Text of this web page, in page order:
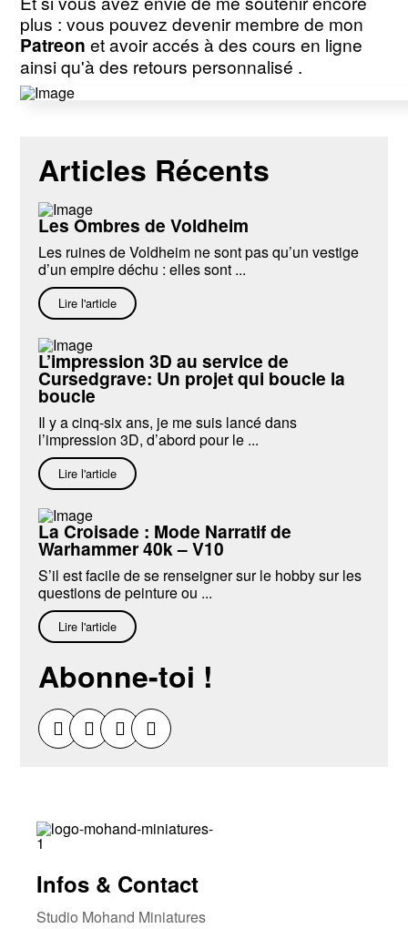
plus : vous pouvez devenir membre de mon
Patreon et avoir accés à des cours en ligne
ainsi qu'à des retours personnalisé .
Articles Récents
Les Ombres de Voldheim
Les ruines de Voldheim ne sont pas qu’un vestige
d’un empire déchu : elles sont ...
Lire l'article
L’impression 3D au service de
Cursedgrave: Un projet qui boucle la
boucle
Il y a cinq-six ans, je me suis lancé dans
l’impression 3D, d’abord pour le ...
Lire l'article
La Croisade : Mode Narratif de
Warhammer 40k – V10
S’il est facile de se renseigner sur le hobby sur les
questions de peinture ou ...
Lire l'article
Abonne-toi !
Infos & Contact
Studio Mohand Miniatures